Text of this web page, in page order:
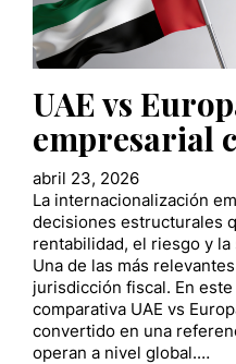
UAE vs
empresarial
abril 23, 2026
La internacionalización
decisiones estructurales
rentabilidad, el riesgo y
Una de las más
jurisdicción fiscal. En
comparativa UAE vs
convertido en una
operan a nivel global.…